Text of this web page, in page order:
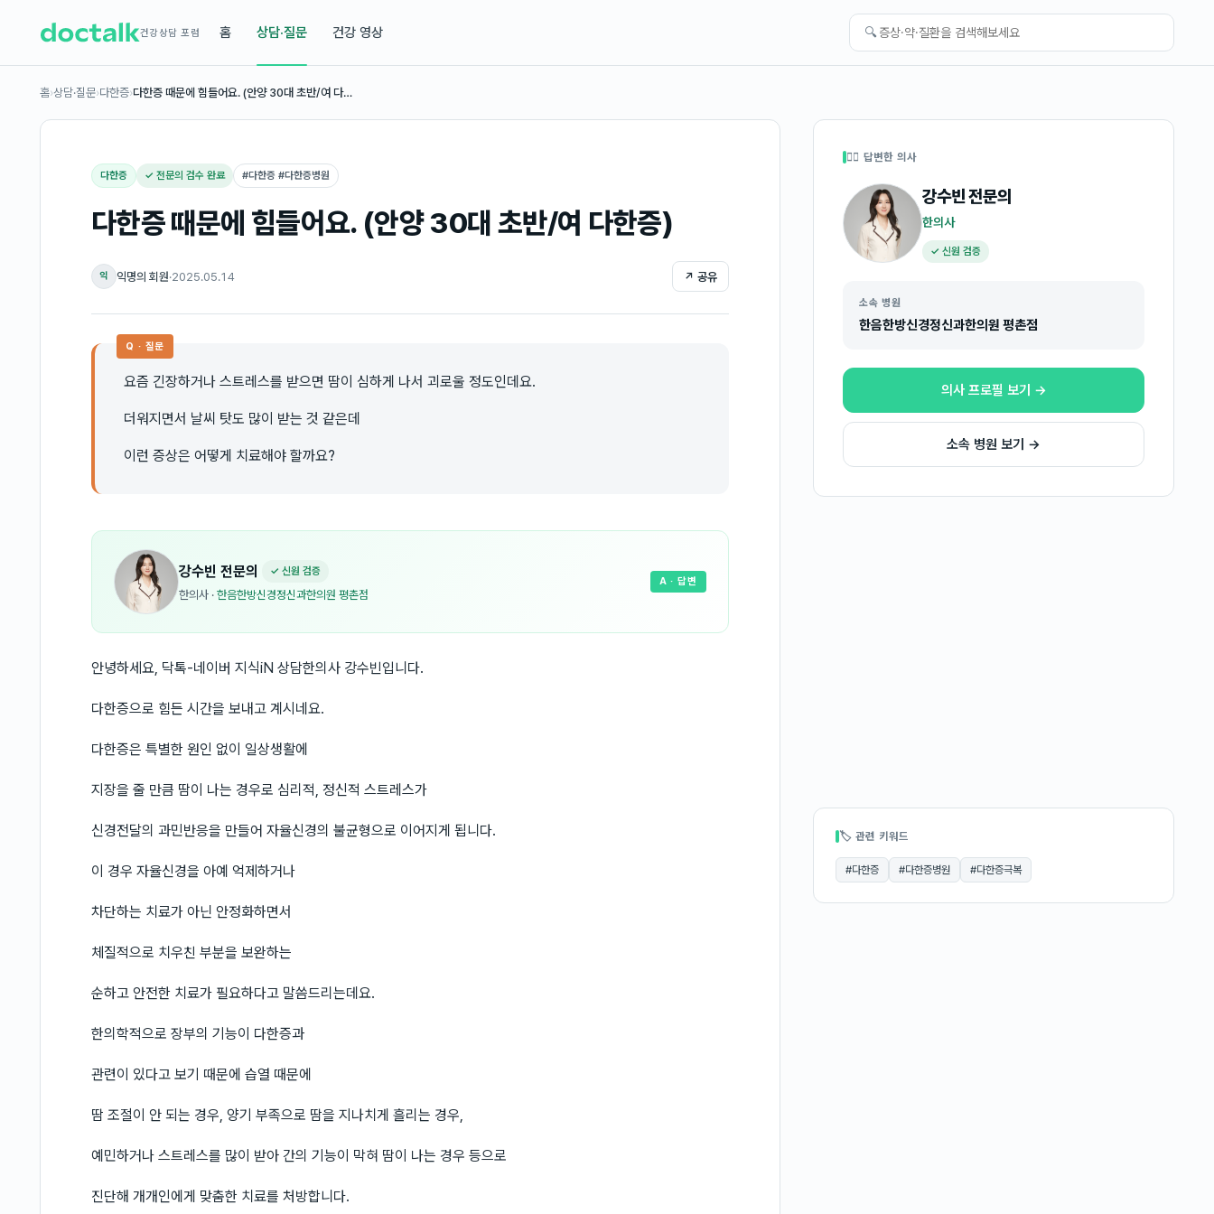
건강상담 포럼 홈 상담·질문 건강 영상 🔍
홈›상담·질문›다한증›다한증 때문에 힘들어요. (안양 30대 초반/여 다…
다한증 ✓ 전문의 검수 완료 #다한증 #다한증병원
다한증 때문에 힘들어요. (안양 30대 초반/여 다한증)
익 익명의 회원·2025.05.14 ↗ 공유
Q · 질문
요즘 긴장하거나 스트레스를 받으면 땀이 심하게 나서 괴로울 정도인데요.
더워지면서 날씨 탓도 많이 받는 것 같은데
이런 증상은 어떻게 치료해야 할까요?
강수빈 전문의 ✓ 신원 검증
한의사 · 한음한방신경정신과한의원 평촌점
A · 답변
안녕하세요, 닥톡-네이버 지식iN 상담한의사 강수빈입니다.
다한증으로 힘든 시간을 보내고 계시네요.
다한증은 특별한 원인 없이 일상생활에
지장을 줄 만큼 땀이 나는 경우로 심리적, 정신적 스트레스가
신경전달의 과민반응을 만들어 자율신경의 불균형으로 이어지게 됩니다.
이 경우 자율신경을 아예 억제하거나
차단하는 치료가 아닌 안정화하면서
체질적으로 치우친 부분을 보완하는
순하고 안전한 치료가 필요하다고 말씀드리는데요.
한의학적으로 장부의 기능이 다한증과
관련이 있다고 보기 때문에 습열 때문에
땀 조절이 안 되는 경우, 양기 부족으로 땀을 지나치게 흘리는 경우,
예민하거나 스트레스를 많이 받아 간의 기능이 막혀 땀이 나는 경우 등으로
진단해 개개인에게 맞춤한 치료를 처방합니다.
👩‍⚕️ 답변한 의사
강수빈전문의
한의사
✓ 신원 검증
소속 병원
한음한방신경정신과한의원 평촌점
의사 프로필 보기 →
소속 병원 보기 →
🏷 관련 키워드
#다한증 #다한증병원 #다한증극복